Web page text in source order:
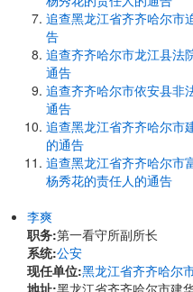
追查黑龙江省齐齐哈尔市
告
追查齐齐哈尔市龙江县法
通告
追查齐齐哈尔市依安县非
通告
追查黑龙江省齐齐哈尔市
的通告
追查黑龙江省齐齐哈尔市
杨秀花的责任人的通告
李爽
职务:第一看守所副所长
系统:公安
现任单位:黑龙江省齐齐哈尔
地址:黑龙江省齐齐哈尔市建